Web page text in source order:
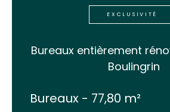
EXCLUSIVITÉ
Bureaux entièrement
Boulingrin
Bureaux - 77,80 m²